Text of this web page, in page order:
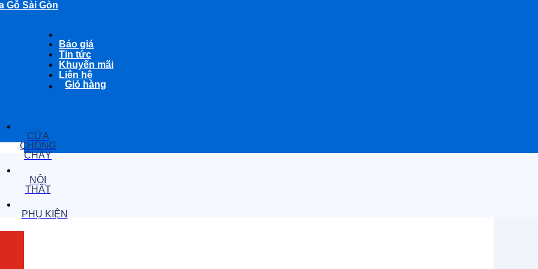
Gỗ Sài Gòn
Báo giá
Tin tức
Khuyến mãi
Liên hệ
Giỏ hàng
CỬA
CHỐNG
CHÁY
NỘI
THẤT
PHỤ KIỆN